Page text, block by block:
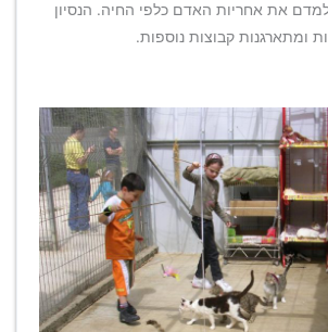
את אחריות האדם כלפי החיה. הנסיון
ומתארגנות קבוצות נוספות.​